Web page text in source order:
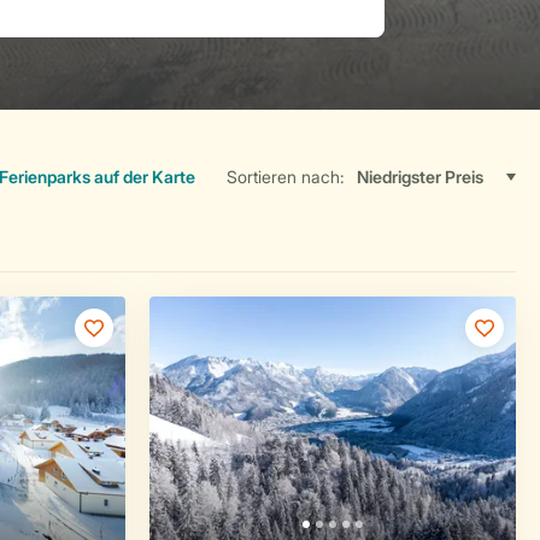
auf der Karte Sortieren nach: